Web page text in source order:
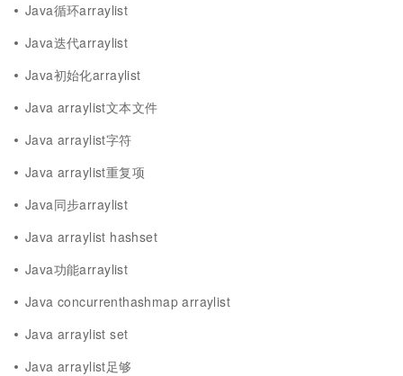
Java循环arraylist
Java迭代arraylist
Java初始化arraylist
Java arraylist文本文件
Java arraylist字符
Java arraylist重复项
Java同步arraylist
Java arraylist hashset
Java功能arraylist
Java concurrenthashmap arraylist
Java arraylist set
Java arraylist足够